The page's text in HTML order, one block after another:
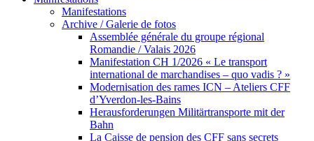
Manifestations
Archive / Galerie de fotos
Assemblée générale du groupe régional
Romandie / Valais 2026
Manifestation CH 1/2026 « Le transport
international de marchandises – quo vadis ? »
Modernisation des rames ICN – Ateliers CFF
d’Yverdon-les-Bains
Herausforderungen Militärtransporte mit der
Bahn
La Caisse de pension des CFF sans secrets